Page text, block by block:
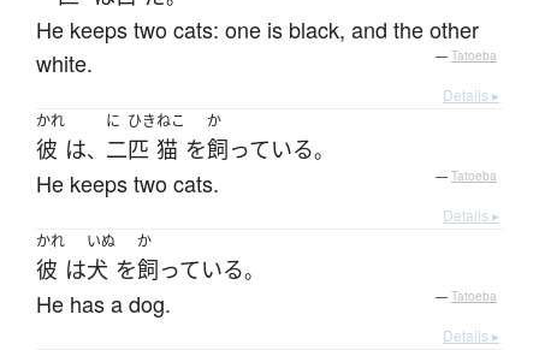
He keeps two cats: one is black, and the other
white.
— Tatoeba
Details ▸
かれ
彼 は、
に
二
ひき
匹
ねこ
猫 を
か
飼っている。
He keeps two cats. — Tatoeba
Details ▸
かれ
彼 は
いぬ
犬 を
か
飼っている。
He has a dog. — Tatoeba
Details ▸